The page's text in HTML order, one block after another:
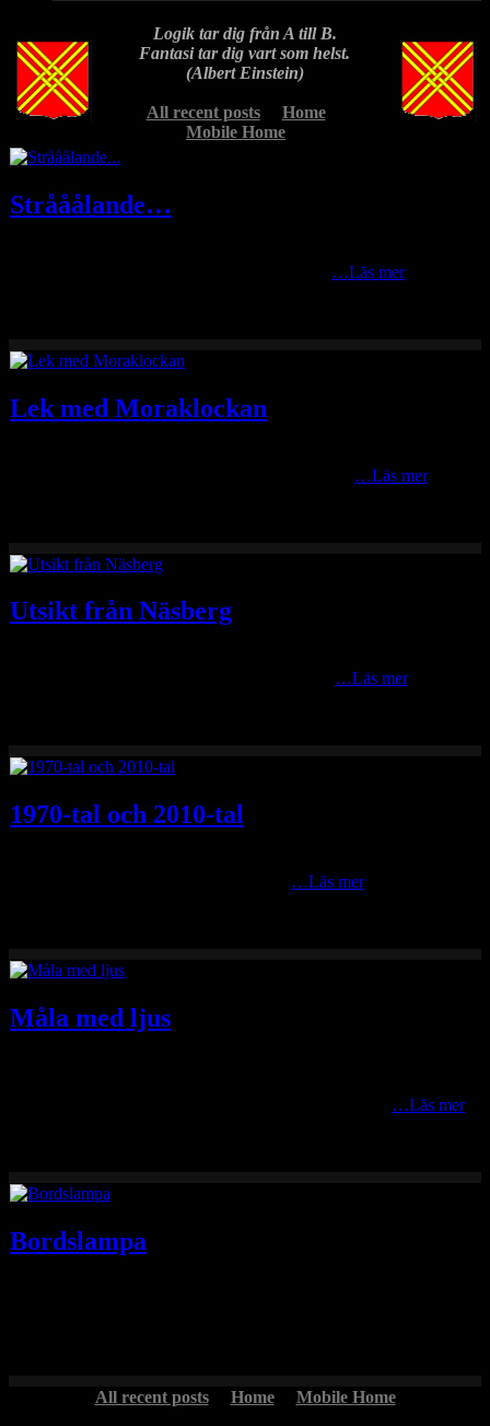
Logik tar dig från A till B.
Fantasi tar dig vart som helst.
(Albert Einstein)
All recent posts
Home
Mobile Home
Strååålande…
…Läs mer
Lek med Moraklockan
…Läs mer
Utsikt från Näsberg
…Läs mer
1970-tal och 2010-tal
…Läs mer
Måla med ljus
…Läs mer
Bordslampa
All recent posts Home Mobile Home